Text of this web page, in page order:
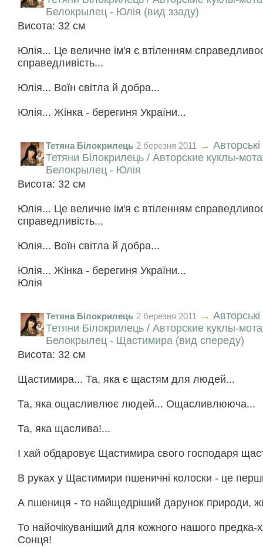
Белокрылец - Юлія (вид ззаду)
Висота: 32 см
Юлія... Це величне ім'я є втіленням
справедливість...
Юлія... Воїн світла й добра...
Юлія... Жінка - берегиня України...
Тетяна Білокрилець 2 березня 2011 →
Тетяни Білокрилець / Авторские куклы-
Белокрылец - Юлія
Висота: 32 см
Юлія... Це величне ім'я є втіленням
справедливість...
Юлія... Воїн світла й добра...
Юлія... Жінка - берегиня України...
Юлія
Тетяна Білокрилець 2 березня 2011 →
Тетяни Білокрилець / Авторские куклы-
Белокрылец - Щастимира (вид спереду)
Висота: 32 см
Щастимира... Та, яка є щастям для людей...
Та, яка ощасливлює людей... Ощасливлююча...
Та, яка щаслива!...
І хай обдаровує Щастимира свого господаря
В руках у Щастимири пшеничні колоски - це
А пшениця - то найщедріший дарунок природи,
То найочікуваніший для кожного нашого предка-
Сонця!